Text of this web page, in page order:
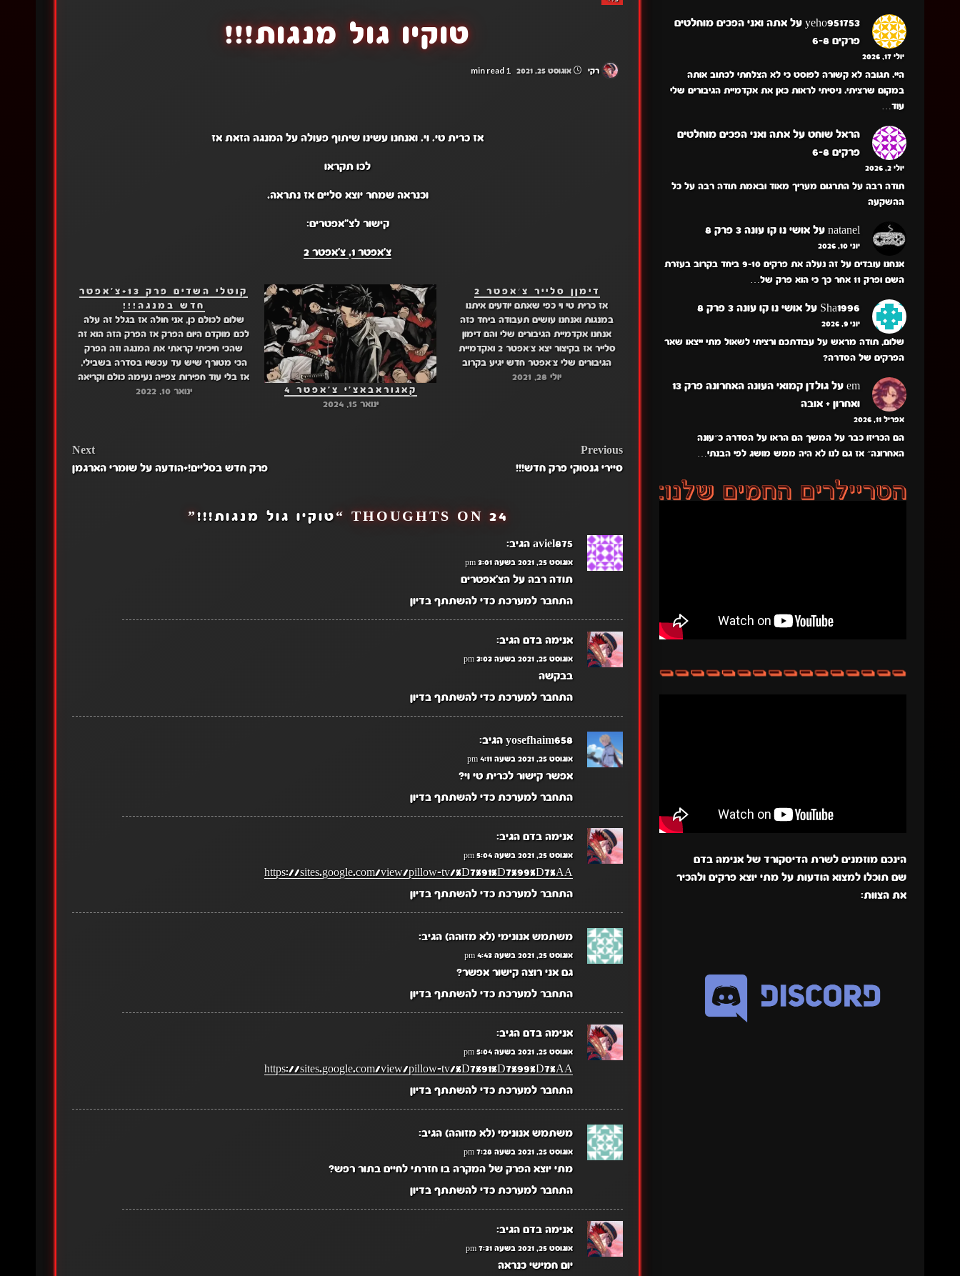
טוקיו גול מנגות!!!
רקי אוגוסט 25, 2021 1 min read
אז כרית טי. וי. ואנחנו עשינו שיתוף פעולה על המנגה הזאת אז
לכו תקראו
וכנראה שמחר יוצא סליים אז נתראה.
קישור לצ"אפטרים:
צ'אפטר 1 ,צ'אפטר 2
דימןן סלייר צ׳אפטר 2
אז כרית טי וי כפי שאתם יודעים איתנו
במנגות ואנחנו עושים תעבודה ביחד כזה
אנחנו אקדמיית הגיבורים שלי והם דימון
סלייר אז בקיצור יצא צ׳אפטר 2 ואקדמיית
הגיבורים שלי צ׳אפטר חדש יגיע בקרוב
קישור אליו: צ'אפטר 2,
יולי 28, 2021
קאגוראבאצ'י צ'אפטר 4
ינואר 15, 2024
קוטלי השדים פרק 13+צ'אפטר
חדש במנגה!!!
שלום לכולם כן, אני חולה אז בגלל זה עלה
לכם מוקדם היום הפרק אז הפרק הזה הוא זה
שהכי חיכיתי קראתי את המנגה וזה הפרק
הכי מטורף שיש עד עכשיו בסדרה בשבילי,
אז בלי עוד חפירות צפייה נעימה כולם וקריאה
ינואר 10, 2022
POST
Previous
סיירי גנסוקי פרק חדש!!!
Next
פרק חדש בסליים!+הודעה על שומרי הארגמן
24 THOUGHTS ON “ טוקיו גול מנגות!!! ”
aviel875 הגיב:
אוגוסט 25, 2021 בשעה 3:01 pm
תודה רבה על הצ'אפטרים
התחבר למערכת כדי להשתתף בדיון
אנימה בדם הגיב:
אוגוסט 25, 2021 בשעה 3:03 pm
בבקשה
התחבר למערכת כדי להשתתף בדיון
yosefhaim658 הגיב:
אוגוסט 25, 2021 בשעה 4:11 pm
אפשר קישור לכרית טי וי?
התחבר למערכת כדי להשתתף בדיון
אנימה בדם הגיב:
אוגוסט 25, 2021 בשעה 5:04 pm
https://sites.google.com/view/pillow-tv/%D7%91%D7%99%D7%AA
התחבר למערכת כדי להשתתף בדיון
משתמש אנונימי (לא מזוהה) הגיב:
אוגוסט 25, 2021 בשעה 4:43 pm
גם אני רוצה קישור אפשר?
התחבר למערכת כדי להשתתף בדיון
אנימה בדם הגיב:
אוגוסט 25, 2021 בשעה 5:04 pm
https://sites.google.com/view/pillow-tv/%D7%91%D7%99%D7%AA
התחבר למערכת כדי להשתתף בדיון
משתמש אנונימי (לא מזוהה) הגיב:
אוגוסט 25, 2021 בשעה 7:28 pm
מתי יוצא הפרק של המקרה בו חזרתי לחיים בתור רפש?
התחבר למערכת כדי להשתתף בדיון
אנימה בדם הגיב:
אוגוסט 25, 2021 בשעה 7:31 pm
יום חמישי כנראה
yeho951753 עלאתה ואני הפכים מוחלטים
פרקים 6-8
יולי 17, 2026
היי. תגובה לא קשורה לפוסט כי לא הצלחתי לכתוב אותה
במקום שרציתי. ניסיתי לראות כאן את אקדמיית הגיבורים שלי
עוד…
הראל שוחט עלאתה ואני הפכים מוחלטים
פרקים 6-8
יולי 2, 2026
תודה רבה על התרגום מעריך מאוד ובאמת תודה רבה על כל
ההשקעה
natanel עלאושי נו קו עונה 3 פרק 8
יוני 10, 2026
אנחנו עובדים על זה נעלה את פרקים 9-10 ביחד בקרוב בעזרת
השם ופרק 11 אחר כך כי הוא פרק של…
Sha1996 עלאושי נו קו עונה 3 פרק 8
יוני 9, 2026
שלום, תודה מראש על עבודתכם ורציתי לשאול מתי ייצאו שאר
הפרקים של הסדרה?
em על
גולדן קמואי העונה האחרונה פרק 13
ואחרון + אובה
אפריל 11, 2026
הם הכריזו כבר על המשך הם הראו על הסדרה כ״עונה
האחרונה״ אז גם לנו לא היה ממש מושג לפי הבנתי…
הינכם מוזמנים לשרת הדיסקורד של אנימה בדם
שם תוכלו למצוא הודעות על מתי יוצא פרקים ולהכיר
את הצוות: